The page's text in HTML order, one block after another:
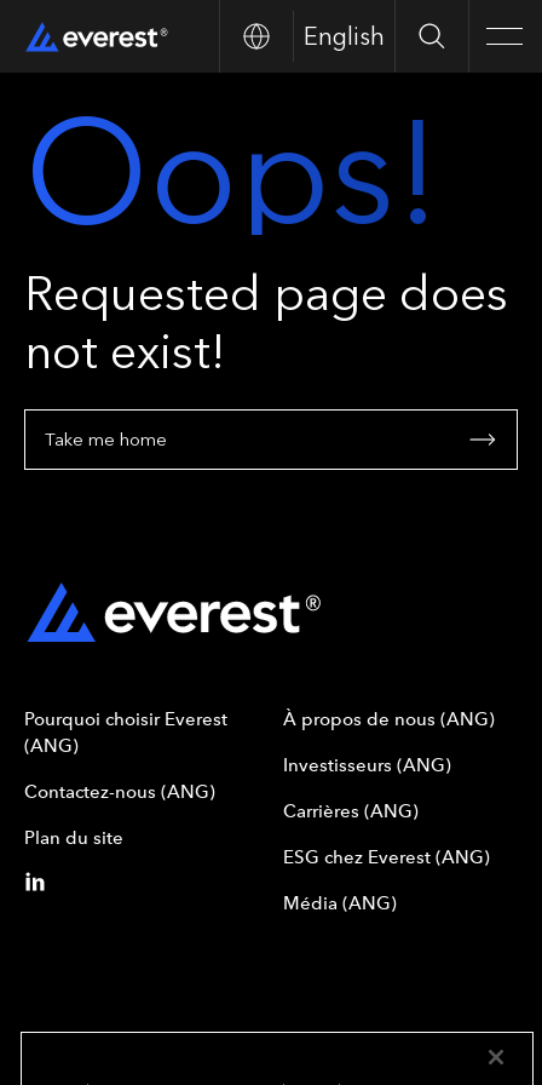
English Search
Oops!
Requested page does
not exist!
Take me home
Pourquoi choisir Everest
(ANG)
Contactez-nous (ANG)
Plan du site
À propos de nous (ANG)
Investisseurs (ANG)
Carrières (ANG)
ESG chez Everest (ANG)
Média (ANG)